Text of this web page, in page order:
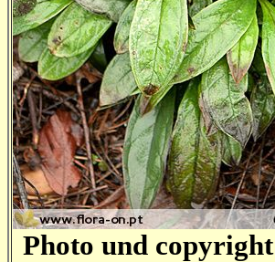
Photo und copyright